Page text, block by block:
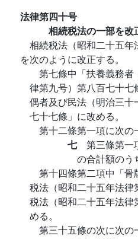
法律第四十号
相続税法の一部を改
相続税法（昭和二十五
を次のように改正する。
第七條中「扶養義務
律第九号）第八百七十
偶者及び民法（明治三
七十七條」に改める。
第十二條第一項に次の
七 第三條第一
の合計額のう
第十四條第二項中「
税法（昭和二十五年法
税法（昭和二十五年法
める。
第三十五條の次に次の